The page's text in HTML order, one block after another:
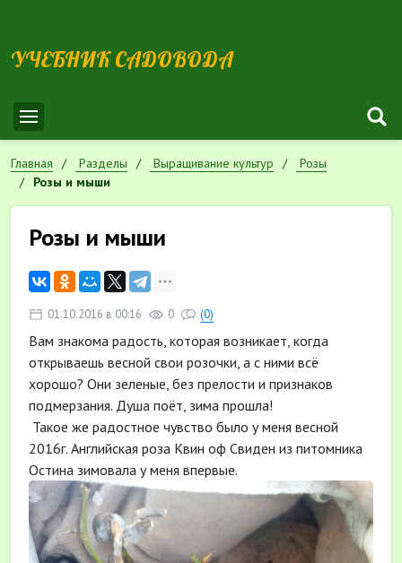
УЧЕБНИК САДОВОДА
Главная Разделы Выращивание культур
Розы
Розы и мыши
Розы и мыши
01.10.2016 в 00:16 0 (0)
Вам знакома радость, которая возникает, когда
открываешь весной свои розочки, а с ними всё
хорошо? Они зеленые, без прелости и признаков
подмерзания. Душа поёт, зима прошла!
Такое же радостное чувство было у меня весной
2016г. Английская роза Квин оф Свиден из питомника
Остина зимовала у меня впервые.